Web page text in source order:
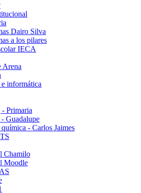
Dairo Silva
a los pilares
IECA
Arena
informática
Primaria
Guadalupe
- Carlos Jaimes
Chamilo
Moodle